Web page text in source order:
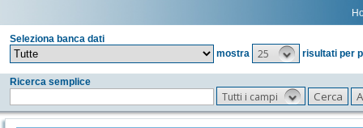
Seleziona banca dati
mostra
25 risultati per
Ricerca semplice
Tutti i campi